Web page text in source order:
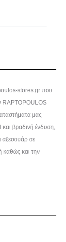
stores.gr που
RAPTOPOULOS
μας
και βραδινή ένδυση,
αξεσουάρ σε
καθώς και την